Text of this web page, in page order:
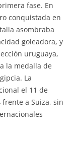
fase. En
conquistada en
asombraba
goleadora, y
uruguaya,
la medalla de
La
el 11 de
a Suiza, sin